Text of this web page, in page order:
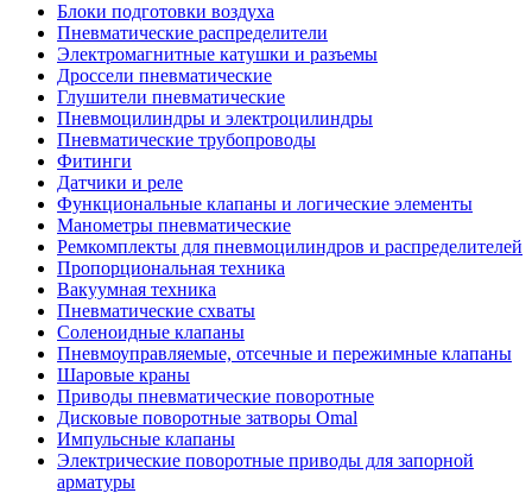
Блоки подготовки воздуха
Пневматические распределители
Электромагнитные катушки и разъемы
Дроссели пневматические
Глушители пневматические
Пневмоцилиндры и электроцилиндры
Пневматические трубопроводы
Фитинги
Датчики и реле
Функциональные клапаны и логические элементы
Манометры пневматические
Ремкомплекты для пневмоцилиндров и распределителей
Пропорциональная техника
Вакуумная техника
Пневматические схваты
Соленоидные клапаны
Пневмоуправляемые, отсечные и пережимные клапаны
Шаровые краны
Приводы пневматические поворотные
Дисковые поворотные затворы Omal
Импульсные клапаны
Электрические поворотные приводы для запорной
арматуры